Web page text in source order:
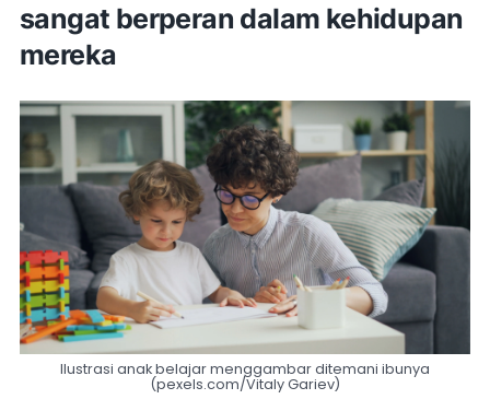
sangat berperan dalam kehidupan
mereka
Ilustrasi anak belajar menggambar ditemani ibunya
(pexels.com/Vitaly Gariev)